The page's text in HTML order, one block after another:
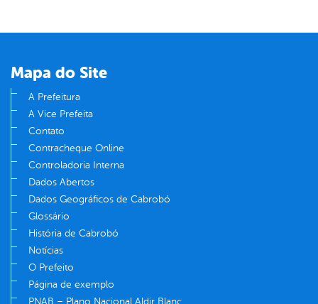
Mapa do Site
A Prefeitura
A Vice Prefeita
Contato
Contracheque Online
Controladoria Interna
Dados Abertos
Dados Geográficos de Cabrobó
Glossário
História de Cabrobó
Notícias
O Prefeito
Página de exemplo
PNAB – Plano Nacional Aldir Blanc